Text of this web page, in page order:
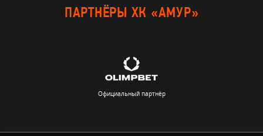
ПАРТНЁРЫ ХК «АМУР»
Официальный партнёр